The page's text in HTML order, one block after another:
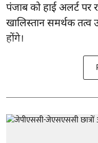
पंजाबको हाई अलर्ट पर
खालिस्तान समर्थक
होंगे।